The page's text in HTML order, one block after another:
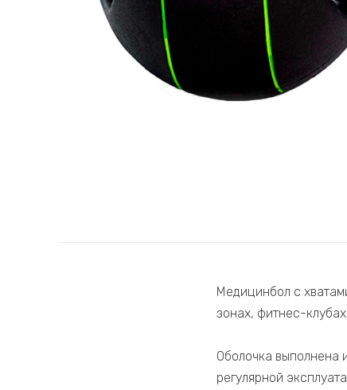
Медицинбол с
зонах, фитнес-
Оболочка выполнена
регулярной